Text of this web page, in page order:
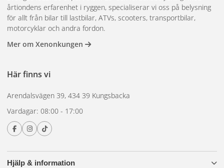
Hjälp & information
årtiondens erfarenhet i ryggen, specialiserar vi oss på belysning
för allt från bilar till lastbilar, ATVs, scooters, transportbilar,
motorcyklar och andra fordon.
Mer om Xenonkungen
Här finns vi
Arendalsvägen 39, 434 39 Kungsbacka
Vardagar: 08:00 - 17:00